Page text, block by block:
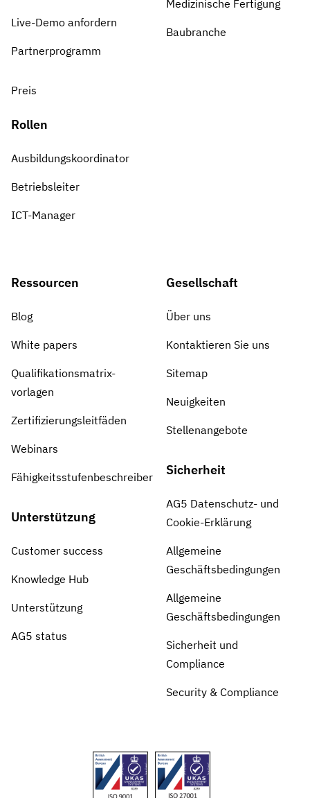
Live-Demo anfordern
Partnerprogramm
Preis
Rollen
Ausbildungskoordinator
Betriebsleiter
ICT-Manager
Medizinische Fertigung
Baubranche
Ressourcen
Blog
White papers
Qualifikationsmatrix-
vorlagen
Zertifizierungsleitfäden
Webinars
Fähigkeitsstufenbeschreiber
Unterstützung
Customer success
Knowledge Hub
Unterstützung
AG5 status
Gesellschaft
Über uns
Kontaktieren Sie uns
Sitemap
Neuigkeiten
Stellenangebote
Sicherheit
AG5 Datenschutz- und
Cookie-Erklärung
Allgemeine
Geschäftsbedingungen
Allgemeine
Geschäftsbedingungen
Sicherheit und
Compliance
Security & Compliance